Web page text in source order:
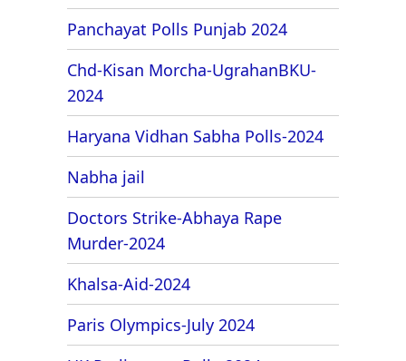
Panchayat Polls Punjab 2024
Chd-Kisan Morcha-UgrahanBKU-
2024
Haryana Vidhan Sabha Polls-2024
Nabha jail
Doctors Strike-Abhaya Rape
Murder-2024
Khalsa-Aid-2024
Paris Olympics-July 2024